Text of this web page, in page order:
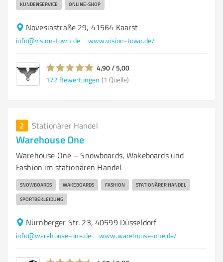
KUNDENSERVICE ONLINE-SHOP
Novesiastraße 29, 41564 Kaarst
info@vision-town.de www.vision-town.de/
4,90 / 5,00
172 Bewertungen (1 Quelle)
2 Stationärer Handel
Warehouse One
Warehouse One – Snowboards, Wakeboards und
Fashion im stationären Handel
SNOWBOARDS WAKEBOARDS FASHION STATIONÄRER HANDEL
SPORTBEKLEIDUNG
Nürnberger Str. 23, 40599 Düsseldorf
info@warehouse-one.de www.warehouse-one.de/